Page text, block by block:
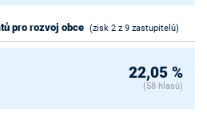
pro rozvoj obce (zisk 2 z 9 zastupitelů)
22,05 %
(58 hlasů)